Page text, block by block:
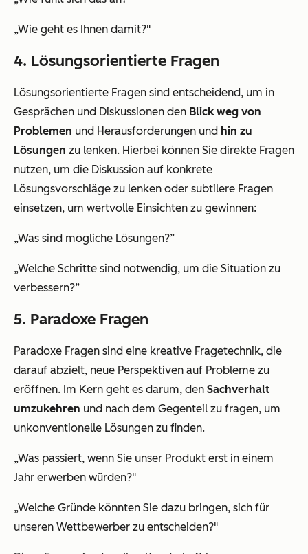
„Wie geht es Ihnen damit?"
4. Lösungsorientierte Fragen
Lösungsorientierte Fragen sind entscheidend, um in
Gesprächen und Diskussionen den Blick weg von
Problemen und Herausforderungen und hin zu
Lösungen zu lenken. Hierbei können Sie direkte Fragen
nutzen, um die Diskussion auf konkrete
Lösungsvorschläge zu lenken oder subtilere Fragen
einsetzen, um wertvolle Einsichten zu gewinnen:
„Was sind mögliche Lösungen?”
„Welche Schritte sind notwendig, um die Situation zu
verbessern?”
5. Paradoxe Fragen
Paradoxe Fragen sind eine kreative Fragetechnik, die
darauf abzielt, neue Perspektiven auf Probleme zu
eröffnen. Im Kern geht es darum, den Sachverhalt
umzukehren und nach dem Gegenteil zu fragen, um
unkonventionelle Lösungen zu finden.
„Was passiert, wenn Sie unser Produkt erst in einem
Jahr erwerben würden?"
„Welche Gründe könnten Sie dazu bringen, sich für
unseren Wettbewerber zu entscheiden?"